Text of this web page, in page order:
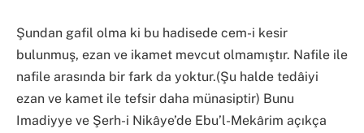
​Şundan gafil olma ki bu hadisede cem-i kesir
bulunmuş, ezan ve ikamet mevcut olmamıştır. Nafile ile
nafile arasında bir fark da yoktur.(Şu halde tedâiyi
ezan ve kamet ile tefsir daha münasiptir) Bunu
Imadiyye ve Şerh-i Nikâye’de Ebu’l-Mekârim açıkça